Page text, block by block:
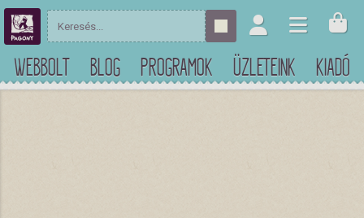
WEBBOLT BLOG PROGRAMOK ÜZLETEINK KIADÓ